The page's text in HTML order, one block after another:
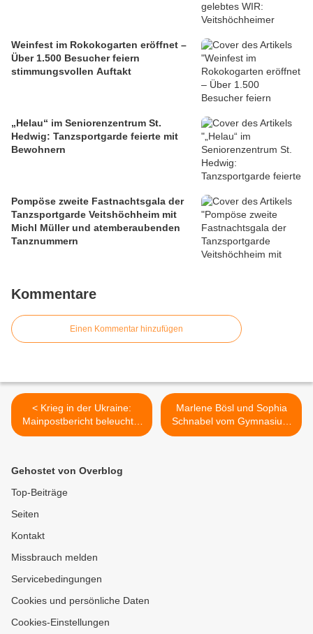
Weinfest im Rokokogarten eröffnet –
Über 1.500 Besucher feiern
stimmungsvollen Auftakt
„Helau“ im Seniorenzentrum St.
Hedwig: Tanzsportgarde feierte mit
Bewohnern
Pompöse zweite Fastnachtsgala der
Tanzsportgarde Veitshöchheim mit
Michl Müller und atemberaubenden
Tanznummern
Kommentare
Einen Kommentar hinzufügen
< Krieg in der Ukraine:
Mainpostbericht beleuchtet
Folgen für die hiesigen
Geflüchtete aufzunehmen
Marlene Bösl und Sophia
Schnabel vom Gymnasium
Veitshöchheim siegten im
Gehostet von Overblog
Top-Beiträge
Seiten
Kontakt
Missbrauch melden
Servicebedingungen
Cookies und persönliche Daten
Cookies-Einstellungen